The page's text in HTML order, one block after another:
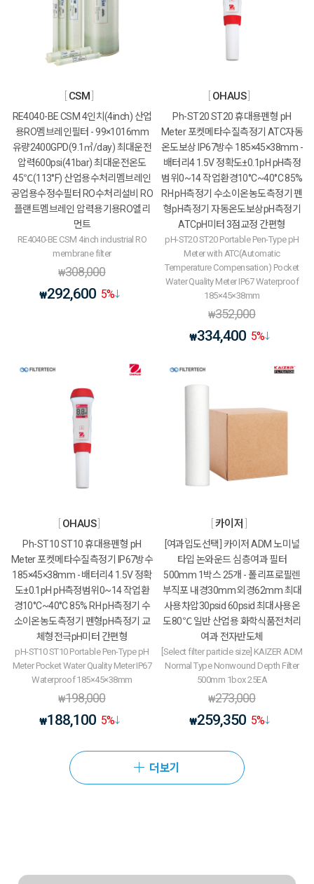
CSM
RE4040-BE CSM 4인치(4inch) 산업
용RO멤브레인필터 - 99×1016mm
유량2400GPD(9.1㎥/day) 최대운전
압력600psi(41bar) 최대운전온도
45℃(113°F) 산업용수처리멤브레인
공업용수정수필터 RO수처리설비 RO
플랜트멤브레인 압력용기용RO엘리
먼트
RE4040-BE CSM 4inch industrial RO
membrane filter
₩308,000
₩292,600 5%
OHAUS
Ph-ST20 ST20 휴대용펜형 pH
Meter 포켓메타수질측정기 ATC자동
온도보상 IP67방수 185×45×38mm -
배터리4 1.5V 정확도±0.1pH pH측정
범위0~14 작업환경10°C~40°C 85%
RH pH측정기 수소이온농도측정기 펜
형pH측정기 자동온도보상pH측정기
ATCpH미터 3점교정 간편형
pH-ST20 ST20 Portable Pen-Type pH
Meter with ATC(Automatic
Temperature Compensation) Pocket
Water Quality Meter IP67 Waterproof
185×45×38mm
₩352,000
₩334,400 5%
OHAUS
Ph-ST10 ST10 휴대용펜형 pH
Meter 포켓메타수질측정기 IP67방수
185×45×38mm - 배터리4 1.5V 정확
도±0.1pH pH측정범위0~14 작업환
경10°C~40°C 85% RH pH측정기 수
소이온농도측정기 펜형pH측정기 교
체형전극pH미터 간편형
pH-ST10 ST10 Portable Pen-Type pH
Meter Pocket Water Quality Meter IP67
Waterproof 185×45×38mm
₩198,000
₩188,100 5%
카이저
[여과입도선택] 카이저 ADM 노미널
타입 논와운드 심층여과 필터
500mm 1박스 25개 - 폴리프로필렌
부직포 내경30mm 외경62mm 최대
사용차압30psid 60psid 최대사용온
도80℃ 일반 산업용 화학식품전처리
여과 전자반도체
[Select filter particle size] KAIZER ADM
Normal Type Nonwound Depth Filter
500mm 1box 25EA
₩273,000
₩259,350 5%
더보기